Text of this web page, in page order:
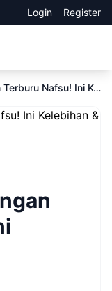
Login Register
FF Beta 2025: Jangan Terburu Nafsu! Ini Kelebihan & Kekurangannya